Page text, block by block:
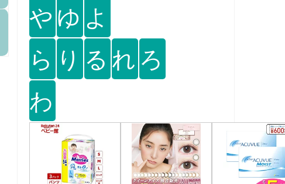
や ゆ よ
ら り る れ ろ
わ